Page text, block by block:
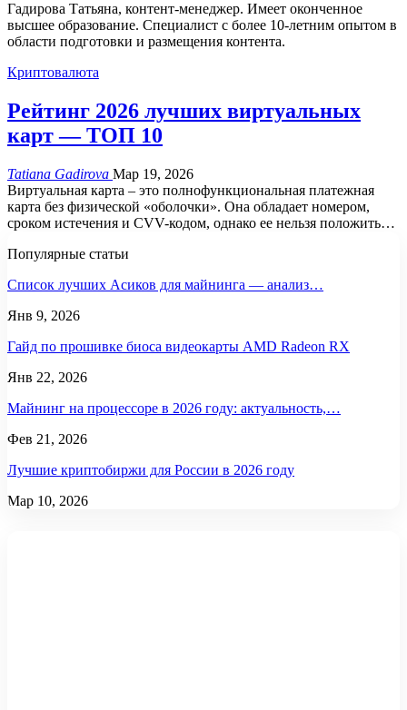
Гадирова Татьяна, контент-менеджер. Имеет оконченное
высшее образование. Специалист с более 10-летним опытом в
области подготовки и размещения контента.
Криптовалюта
Рейтинг 2026 лучших виртуальных
карт — ТОП 10
Tatiana Gadirova Мар 19, 2026
Виртуальная карта – это полнофункциональная платежная
карта без физической «оболочки». Она обладает номером,
сроком истечения и CVV-кодом, однако ее нельзя положить…
Популярные статьи
Список лучших Асиков для майнинга — анализ…
Янв 9, 2026
Гайд по прошивке биоса видеокарты AMD Radeon RX
Янв 22, 2026
Майнинг на процессоре в 2026 году: актуальность,…
Фев 21, 2026
Лучшие криптобиржи для России в 2026 году
Мар 10, 2026